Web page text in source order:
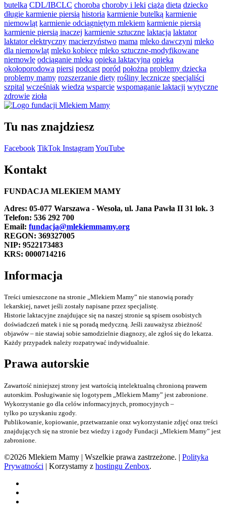
butelka CDL/IBCLC choroba choroby i leki ciąża dieta dziecko
długie karmienie piersią historia karmienie butelką karmienie
niemowląt karmienie odciągniętym mlekiem karmienie piersią
karmienie piersią inaczej karmienie sztuczne laktacja laktator
laktator elektryczny macierzyństwo mama mleko dawczyni mleko
dla niemowląt mleko kobiece mleko sztuczne-modyfikowane
niemowlę odciąganie mleka opieka laktacyjna opieka
okołoporodowa piersi podcast poród położna problemy dziecka
problemy mamy rozszerzanie diety rośliny lecznicze specjaliści
szpital wcześniak wiedza wsparcie wspomaganie laktacji wytyczne
zdrowie zioła
Tu nas znajdziesz
Facebook TikTok InstagramYouTube
Kontakt
FUNDACJA MLEKIEM MAMY
Adres: 05-077 Warszawa - Wesoła, ul. Jana Pawła II 31 lok. 3
Telefon: 536 292 700
Email: fundacja@mlekiemmamy.org
REGON: 369327005
NIP: 9522173483
KRS: 0000714216
Informacja
Treści umieszczone na stronie „Mlekiem Mamy” nie stanowią porady
lekarskiej, nawet jeśli zostały napisane przez specjalistę.
Historie laktacyjne znajdujące się na naszej stronie są spisem osobistych
doświadczeń matek i nie są poradą medyczną. Jeśli zauważysz zbieżność
objawów – nie stawiaj sobie samodzielnie diagnozy, ale zgłoś się do lekarza.
Każdy przypadek należy rozpatrywać indywidualnie.
Prawa autorskie
Zawartość niniejszej strony jest wartością intelektualną chronioną prawem
autorskim. Posługiwanie się logotypem „Mlekiem Mamy” jest zabronione.
Wykorzystanie go dla celów informacyjnych, promocyjnych –
tylko po uzyskaniu zgody.
Publikowanie, kopiowanie, przetwarzanie oraz wykorzystanie zdjęć oraz treści
znajdujących się na stronie bez wiedzy i zgody Fundacji „Mlekiem Mamy” jest
zabronione.
©2026 Mlekiem Mamy | Wszelkie prawa zastrzeżone. | Polityka
Prywatności | Korzystamy z hostingu Zenbox.